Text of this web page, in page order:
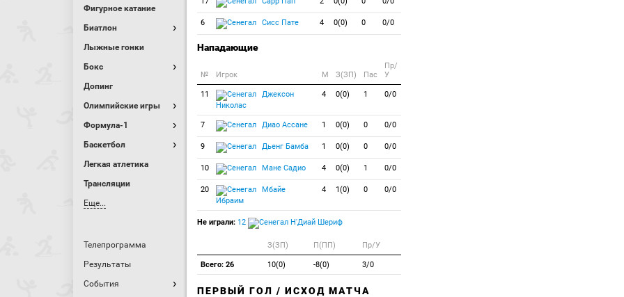
Фигурное катание
Биатлон
Лыжные гонки
Бокс
Допинг
Олимпийские игры
Формула-1
Баскетбол
Легкая атлетика
Трансляции
Еще...
Телепрограмма
Результаты
События
6 Сисс Пате 4 0(0) 0 0/0
Нападающие
№ Игрок M З(ЗП) Пас
Пр/
У
11
Джексон
Николас
4 0(0) 1 0/0
7 Диао Ассане 1 0(0) 0 0/0
9 Дьенг Бамба 1 0(0) 0 0/0
10 Мане Садио 4 0(0) 1 0/0
20
Мбайе
Ибраим
4 1(0) 0 0/0
Не играли: 12 Н'Диай Шериф
З(ЗП) П(ПП) Пр/У
Всего: 26 10(0) -8(0) 3/0
ПЕРВЫЙ ГОЛ / ИСХОД МАТЧА